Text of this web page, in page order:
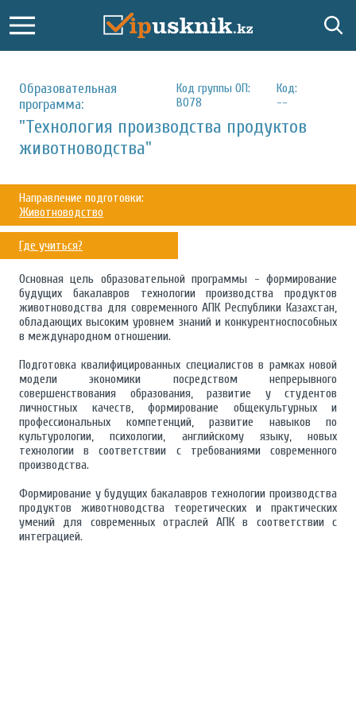
Образовательная
программа:
Код группы ОП:
B078
Код:
--
"Технология производства продуктов
животноводства"
Направление подготовки:
Животноводство
Где учиться?
Основная цель образовательной программы - формирование
будущих бакалавров технологии производства продуктов
животноводства для современного АПК Республики Казахстан,
обладающих высоким уровнем знаний и конкурентноспособных
в международном отношении.
Подготовка квалифицированных специалистов в рамках новой
модели экономики посредством непрерывного
совершенствования образования, развитие у студентов
личностных качеств, формирование общекультурных и
профессиональных компетенций, развитие навыков по
культурологии, психологии, английскому языку, новых
технологии в соответствии с требованиями современного
производства.
Формирование у будущих бакалавров технологии производства
продуктов животноводства теоретических и практических
умений для современных отраслей АПК в соответствии с
интеграцией.